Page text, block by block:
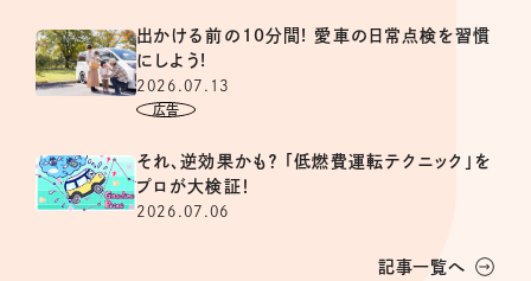
出かける前の10分間! 愛車の日常点検を習慣
にしよう!
2026.07.13
それ、逆効果かも？ 「低燃費運転テクニック」を
プロが大検証！
2026.07.06
記事一覧へ